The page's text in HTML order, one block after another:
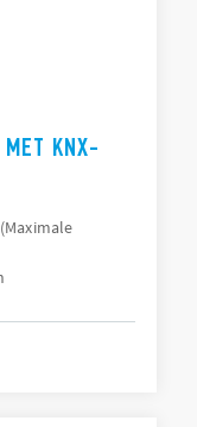
MET KNX-